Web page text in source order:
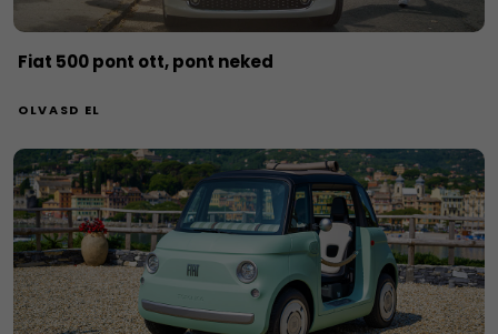
Fiat 500 pont ott, pont neked
OLVASD EL